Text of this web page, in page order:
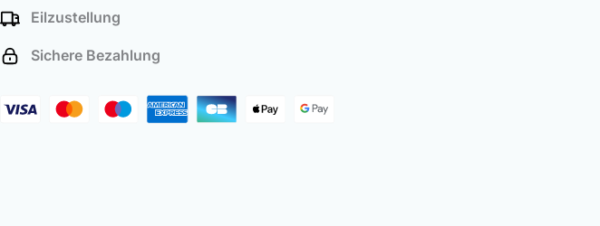
Eilzustellung
Sichere Bezahlung